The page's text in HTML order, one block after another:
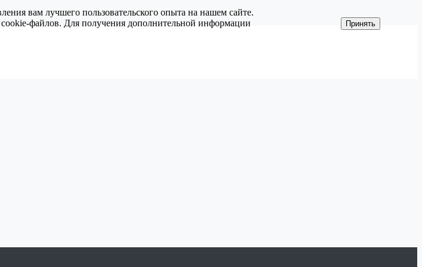
вам лучшего пользовательского опыта на нашем сайте.
файлов. Для получения дополнительной информации
Принять